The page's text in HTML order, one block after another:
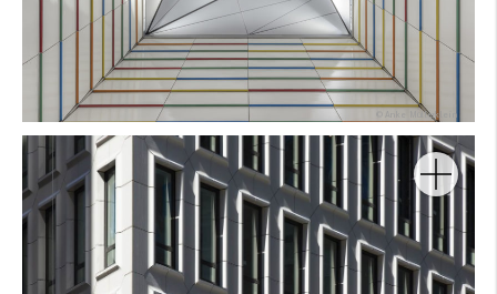
Foto:
© Anke Müllerklein
Arquitecto:
Producto: